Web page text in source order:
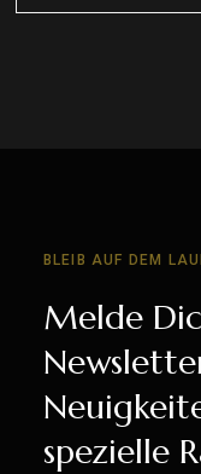
BLEIB AUF DEM
Melde
spezielle